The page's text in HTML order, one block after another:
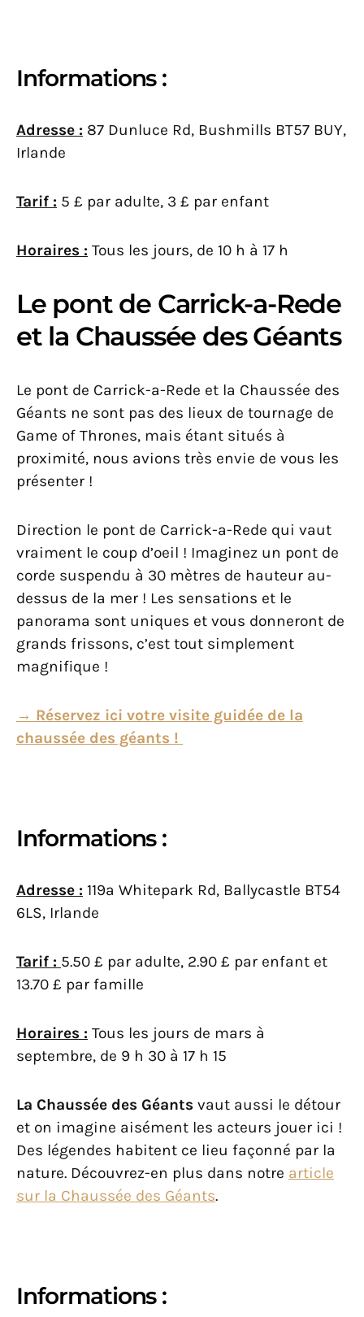
Informations :
Adresse : 87 Dunluce Rd, Bushmills BT57 BUY,
Irlande
Tarif : 5 £ par adulte, 3 £ par enfant
Horaires : Tous les jours, de 10 h à 17 h
Le pont de Carrick-a-Rede
et la Chaussée des Géants
Le pont de Carrick-a-Rede et la Chaussée des
Géants ne sont pas des lieux de tournage de
Game of Thrones, mais étant situés à
proximité, nous avions très envie de vous les
présenter !
Direction le pont de Carrick-a-Rede qui vaut
vraiment le coup d’oeil ! Imaginez un pont de
corde suspendu à 30 mètres de hauteur au-
dessus de la mer ! Les sensations et le
panorama sont uniques et vous donneront de
grands frissons, c’est tout simplement
magnifique !
→ Réservez ici votre visite guidée de la
chaussée des géants !
Informations :
Adresse : 119a Whitepark Rd, Ballycastle BT54
6LS, Irlande
Tarif : 5.50 £ par adulte, 2.90 £ par enfant et
13.70 £ par famille
Horaires : Tous les jours de mars à
septembre, de 9 h 30 à 17 h 15
La Chaussée des Géants vaut aussi le détour
et on imagine aisément les acteurs jouer ici !
Des légendes habitent ce lieu façonné par la
nature. Découvrez-en plus dans notre article
sur la Chaussée des Géants.
Informations :